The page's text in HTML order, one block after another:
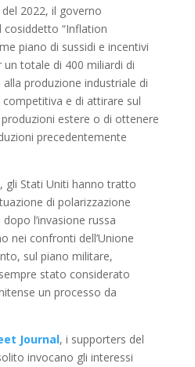
2022, il governo
“Inflation
piano di sussidi e incentivi
totale di 400 miliardi di
produzione industriale di
e di attirare sul
estere o di ottenere
precedentemente
gli Stati Uniti hanno tratto
di polarizzazione
l’invasione russa
nei confronti dell’Unione
sul piano militare,
stato considerato
un processo da
Journal, i supporters del
invocano gli interessi